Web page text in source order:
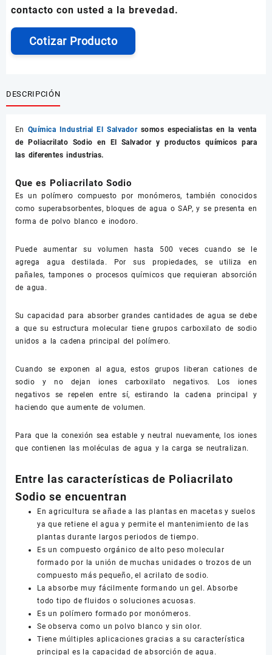
contacto con usted a la brevedad.
Cotizar Producto
DESCRIPCIÓN
En Química Industrial El Salvadorsomos especialistas en la venta
de
Poliacrilato Sodioen El Salvador y productos químicos para
las diferentes industrias.
Que es Poliacrilato Sodio
Es un polímero compuesto por monómeros, también conocidos
como superabsorbentes, bloques de agua o SAP, y se presenta en
forma de polvo blanco e inodoro.
Puede aumentar su volumen hasta 500 veces cuando se le
agrega agua destilada. Por sus propiedades, se utiliza en
pañales, tampones o procesos químicos que requieran absorción
de agua.
Su capacidad para absorber grandes cantidades de agua se debe
a que su estructura molecular tiene grupos carboxilato de sodio
unidos a la cadena principal del polímero.
Cuando se exponen al agua, estos grupos liberan cationes de
sodio y no dejan iones carboxilato negativos. Los iones
negativos se repelen entre sí, estirando la cadena principal y
haciendo que aumente de volumen.
Para que la conexión sea estable y neutral nuevamente, los iones
que contienen las moléculas de agua y la carga se neutralizan.
Entre las características de Poliacrilato
Sodio se encuentran
En agricultura se añade a las plantas en macetas y suelos
ya que retiene el agua y permite el mantenimiento de las
plantas durante largos periodos de tiempo.
Es un compuesto orgánico de alto peso molecular
formado por la unión de muchas unidades o trozos de un
compuesto más pequeño, el acrilato de sodio.
La absorbe muy fácilmente formando un gel. Absorbe
todo tipo de fluidos o soluciones acuosas.
Es un polímero formado por monómeros.
Se observa como un polvo blanco y sin olor.
Tiene múltiples aplicaciones gracias a su característica
principal es la capacidad de absorción de agua.